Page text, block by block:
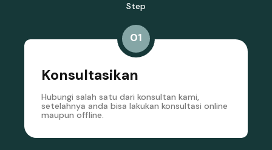
Step
01
Konsultasikan
Hubungi salah satu dari konsultan kami,
setelahnya anda bisa lakukan konsultasi online
maupun offline.